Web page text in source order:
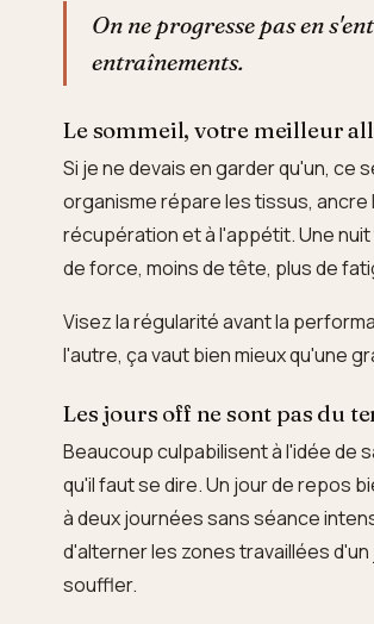
On ne progresse pas en
entraînements.
Le sommeil, votre meilleur
Si je ne devais en garder qu'un, ce
organisme répare les tissus,
récupération et à l'appétit. Une
de force, moins de tête, plus de
Visez la régularité avant la
l'autre, ça vaut bien mieux qu'une
Les jours off ne sont pas du
Beaucoup culpabilisent à l'idée de
qu'il faut se dire. Un jour de repos
à deux journées sans séance
d'alterner les zones travaillées
souffler.